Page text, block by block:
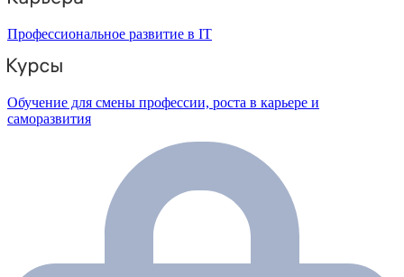
Профессиональное развитие в IT
Обучение для смены профессии, роста в карьере и
саморазвития